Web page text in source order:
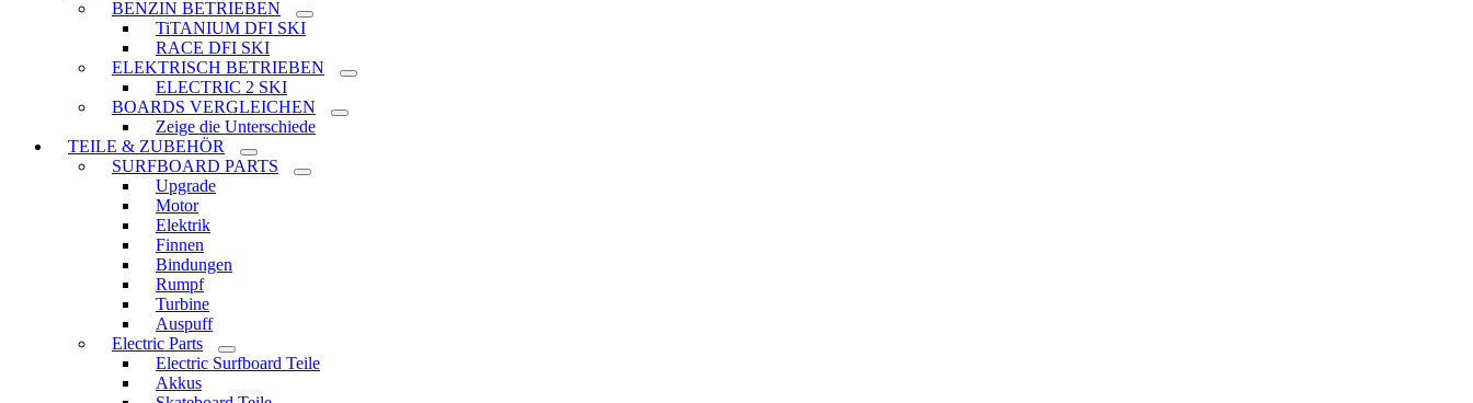
BENZIN BETRIEBEN
TiTANIUM DFI SKI
RACE DFI SKI
ELEKTRISCH BETRIEBEN
ELECTRIC 2 SKI
BOARDS VERGLEICHEN
Zeige die Unterschiede
TEILE & ZUBEHÖR
SURFBOARD PARTS
Upgrade
Motor
Elektrik
Finnen
Bindungen
Rumpf
Turbine
Auspuff
Electric Parts
Electric Surfboard Teile
Akkus